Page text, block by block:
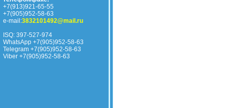
+7(913)921-65-55
+7(905)952-58-63
e-mail:3832101492@mail.ru
ISQ: 397-527-974
WhatsApp +7(905)952-58-63
Telegram +7(905)952-58-63
Viber +7(905)952-58-63